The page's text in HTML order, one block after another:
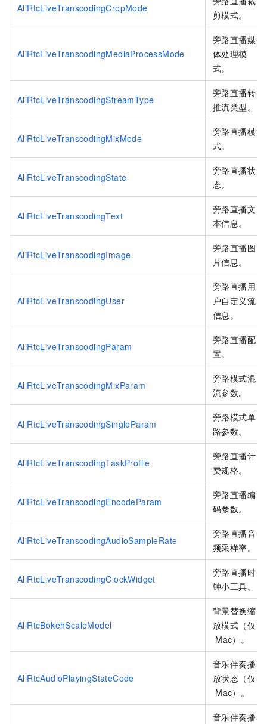
AliRtcLiveTranscodingCropMode
剪模式。
AliRtcLiveTranscodingMediaProcessMode
旁路直播媒
体处理模
式。
AliRtcLiveTranscodingStreamType
旁路直播转
推流类型。
AliRtcLiveTranscodingMixMode
旁路直播模
式。
AliRtcLiveTranscodingState
旁路直播状
态。
AliRtcLiveTranscodingText
旁路直播文
本信息。
AliRtcLiveTranscodingImage
旁路直播图
片信息。
AliRtcLiveTranscodingUser
旁路直播用
户自定义流
信息。
AliRtcLiveTranscodingParam
旁路直播配
置。
AliRtcLiveTranscodingMixParam
旁路模式混
流参数。
AliRtcLiveTranscodingSingleParam
旁路模式单
路参数。
AliRtcLiveTranscodingTaskProfile
旁路直播计
费规格。
AliRtcLiveTranscodingEncodeParam
旁路直播编
码参数。
AliRtcLiveTranscodingAudioSampleRate
旁路直播音
频采样率。
AliRtcLiveTranscodingClockWidget
旁路直播时
钟小工具。
AliRtcBokehScaleModel
背景替换缩
放模式（仅
Mac）。
AliRtcAudioPlayingStateCode
音乐伴奏播
放状态（仅
Mac）。
音乐伴奏播